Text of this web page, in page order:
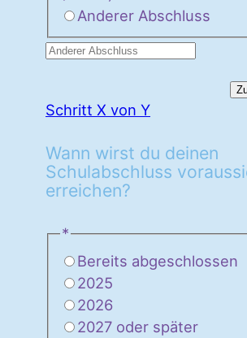
Anderer Abschluss
Schritt X von Y
Wann wirst du deinen
Schulabschluss
erreichen?
*
Bereits abgeschlossen
2025
2026
2027 oder später